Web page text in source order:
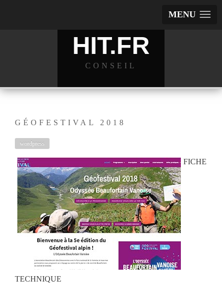
MENU
HIT.FR
CONSEIL
GÉOFESTIVAL 2018
wordpress
FICHE
TECHNIQUE